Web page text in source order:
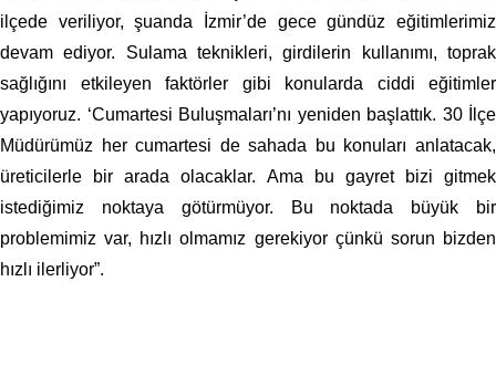
ilçede veriliyor, şuanda İzmir’de gece gündüz eğitimlerimiz
devam ediyor. Sulama teknikleri, girdilerin kullanımı, toprak
sağlığını etkileyen faktörler gibi konularda ciddi eğitimler
yapıyoruz. ‘Cumartesi Buluşmaları’nı yeniden başlattık. 30 İlçe
Müdürümüz her cumartesi de sahada bu konuları anlatacak,
üreticilerle bir arada olacaklar. Ama bu gayret bizi gitmek
istediğimiz noktaya götürmüyor. Bu noktada büyük bir
problemimiz var, hızlı olmamız gerekiyor çünkü sorun bizden
hızlı ilerliyor”.